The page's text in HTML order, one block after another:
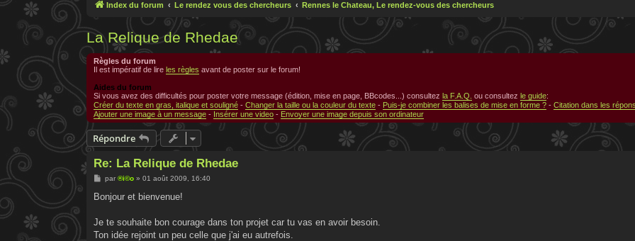
Index du forum Le rendez vous des chercheurs Rennes le Chateau, Le rendez-vous des chercheurs
La Relique de Rhedae
Règles du forum
Il est impératif de lire les règles avant de poster sur le forum!
Aides du forum
Si vous avez des difficultés pour poster votre message (édition, mise en page, BBcodes...) consultez la F.A.Q. ou consultez le guide:
Créer du texte en gras, italique et souligné - Changer la taille ou la couleur du texte - Puis-je combiner les balises de mise en forme ? - Citation dans les
Ajouter une image à un message - Insérer une video - Envoyer une image depuis son ordinateur
Répondre
Re: La Relique de Rhedae
M
s
g
par ®i©o» 01 août 2009, 16:40
Bonjour et bienvenue!
Je te souhaite bon courage dans ton projet car tu vas en avoir besoin.
Ton idée rejoint un peu celle que j'ai eu autrefois.